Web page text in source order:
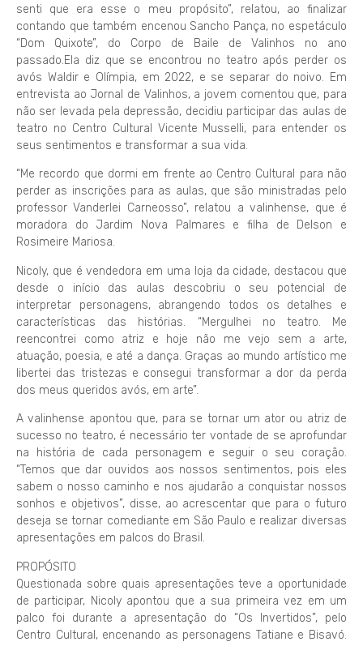
senti que era esse o meu propósito”, relatou, ao finalizar
contando que também encenou Sancho Pança, no espetáculo
“Dom Quixote”, do Corpo de Baile de Valinhos no ano
passado.Ela diz que se encontrou no teatro após perder os
avós Waldir e Olímpia, em 2022, e se separar do noivo. Em
entrevista ao Jornal de Valinhos, a jovem comentou que, para
não ser levada pela depressão, decidiu participar das aulas de
teatro no Centro Cultural Vicente Musselli, para entender os
seus sentimentos e transformar a sua vida.
“Me recordo que dormi em frente ao Centro Cultural para não
perder as inscrições para as aulas, que são ministradas pelo
professor Vanderlei Carneosso”, relatou a valinhense, que é
moradora do Jardim Nova Palmares e filha de Delson e
Rosimeire Mariosa.
Nicoly, que é vendedora em uma loja da cidade, destacou que
desde o início das aulas descobriu o seu potencial de
interpretar personagens, abrangendo todos os detalhes e
características das histórias. “Mergulhei no teatro. Me
reencontrei como atriz e hoje não me vejo sem a arte,
atuação, poesia, e até a dança. Graças ao mundo artístico me
libertei das tristezas e consegui transformar a dor da perda
dos meus queridos avós, em arte”.
A valinhense apontou que, para se tornar um ator ou atriz de
sucesso no teatro, é necessário ter vontade de se aprofundar
na história de cada personagem e seguir o seu coração.
“Temos que dar ouvidos aos nossos sentimentos, pois eles
sabem o nosso caminho e nos ajudarão a conquistar nossos
sonhos e objetivos”, disse, ao acrescentar que para o futuro
deseja se tornar comediante em São Paulo e realizar diversas
apresentações em palcos do Brasil.
PROPÓSITO
Questionada sobre quais apresentações teve a oportunidade
de participar, Nicoly apontou que a sua primeira vez em um
palco foi durante a apresentação do “Os Invertidos”, pelo
Centro Cultural, encenando as personagens Tatiane e Bisavó.